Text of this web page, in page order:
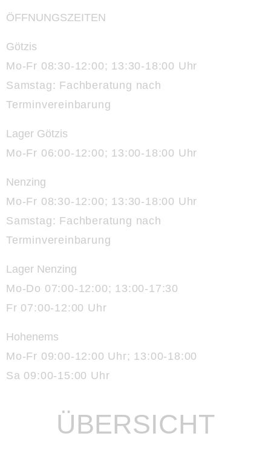
ÖFFNUNGSZEITEN
Götzis
Mo-Fr 08:30-12:00; 13:30-18:00 Uhr
Samstag: Fachberatung nach
Terminvereinbarung
Lager Götzis
Mo-Fr 06:00-12:00; 13:00-18:00 Uhr
Nenzing
Mo-Fr 08:30-12:00; 13:30-18:00 Uhr
Samstag: Fachberatung nach
Terminvereinbarung
Lager Nenzing
Mo-Do 07:00-12:00; 13:00-17:30
Fr 07:00-12:00 Uhr
Hohenems
Mo-Fr 09:00-12:00 Uhr; 13:00-18:00
Sa 09:00-15:00 Uhr
ÜBERSICHT